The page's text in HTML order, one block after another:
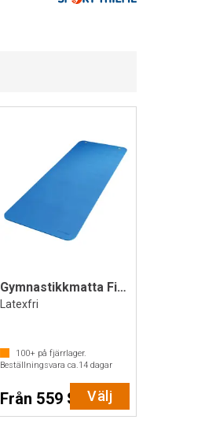
Gymnastikkmatta Fit&Fun
Latexfri
100+på fjärrlager.
Beställningsvara ca.14dagar
Från 559 SEKVälj